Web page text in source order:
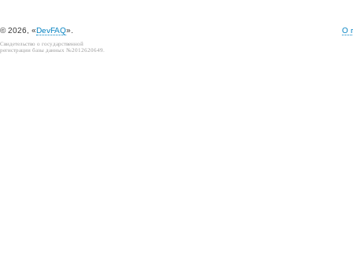
© 2026, «DevFAQ». О
Свидетельство о государственной
регистрации базы данных №2012620649.